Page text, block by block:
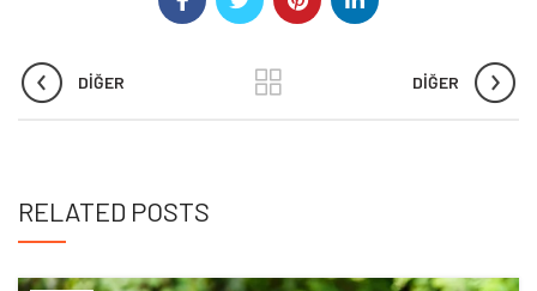
DIĞER DIĞER
RELATED POSTS